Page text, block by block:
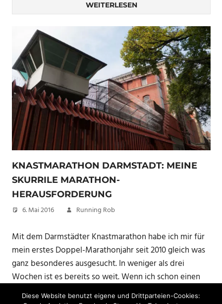
WEITERLESEN
KNASTMARATHON DARMSTADT: MEINE
SKURRILE MARATHON-
HERAUSFORDERUNG
6. Mai 2016 Running Rob
Mit dem Darmstädter Knastmarathon habe ich mir für
mein erstes Doppel-Marathonjahr seit 2010 gleich was
ganz besonderes ausgesucht. In weniger als drei
Wochen ist es bereits so weit. Wenn ich schon einen
zweiten Marathon laufe, dann wollte ich wenigstens
Diese Website benutzt eigene und Drittparteien-Cookies: